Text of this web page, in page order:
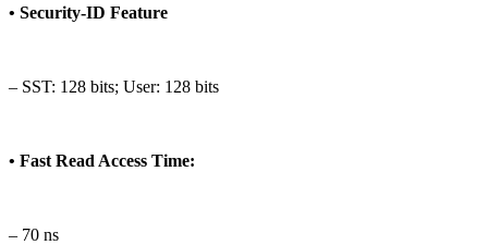
• Security-ID Feature
– SST: 128 bits; User: 128 bits
• Fast Read Access Time:
– 70 ns